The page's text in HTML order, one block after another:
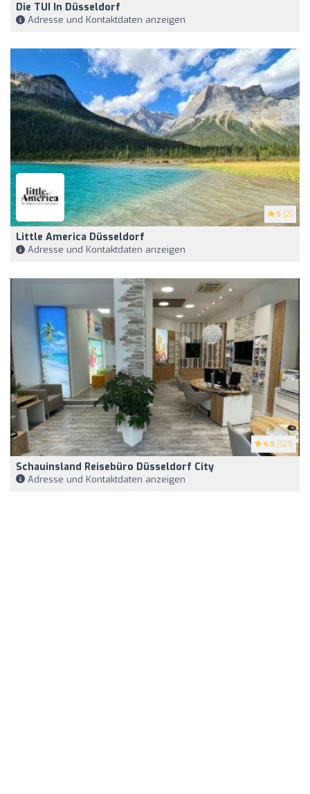
Die TUI In Düsseldorf
Adresse und Kontaktdaten anzeigen
5 (2)
Little America Düsseldorf
Adresse und Kontaktdaten anzeigen
4.9 (127)
Schauinsland Reisebüro Düsseldorf City
Adresse und Kontaktdaten anzeigen